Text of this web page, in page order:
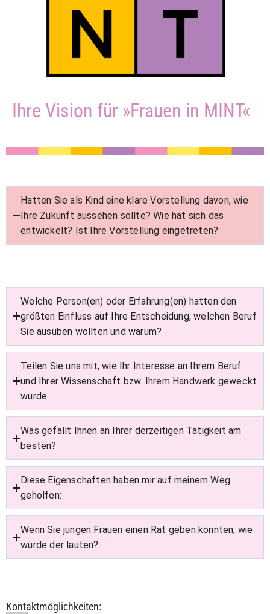
Ihre Vision für »Frauen in MINT«
Hatten Sie als Kind eine klare Vorstellung davon, wie
Ihre Zukunft aussehen sollte? Wie hat sich das
entwickelt? Ist Ihre Vorstellung eingetreten?
Welche Person(en) oder Erfahrung(en) hatten den
größten Einfluss auf Ihre Entscheidung, welchen Beruf
Sie ausüben wollten und warum?
Teilen Sie uns mit, wie Ihr Interesse an Ihrem Beruf
und Ihrer Wissenschaft bzw. Ihrem Handwerk geweckt
wurde.
Was gefällt Ihnen an Ihrer derzeitigen Tätigkeit am
besten?
Diese Eigenschaften haben mir auf meinem Weg
geholfen:
Wenn Sie jungen Frauen einen Rat geben könnten, wie
würde der lauten?
Kontaktmöglichkeiten: